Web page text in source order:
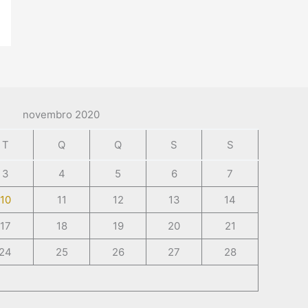
novembro 2020
T Q Q S S
3 4 5 6
7
10
11 12 13
14
17
18 19 20
21
25 26 27 28